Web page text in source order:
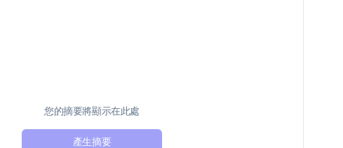
您的摘要將顯示在此處
產生摘要